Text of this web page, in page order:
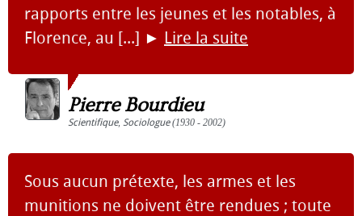
rapports entre les jeunes et les notables, à
Florence, au [...] ► Lire la suite
Pierre Bourdieu
Scientifique, Sociologue(1930 - 2002)
Sous aucun prétexte, les armes et les
munitions ne doivent être rendues ; toute